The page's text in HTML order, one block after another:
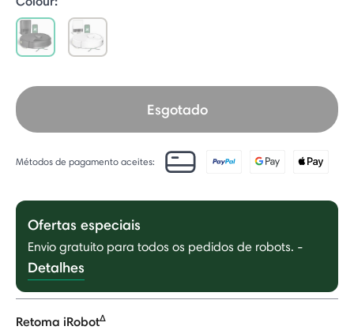
Esgotado
Métodos de pagamento aceites:
Ofertas especiais
Envio gratuito para todos os pedidos de robots. -
Detalhes
Retoma iRobotΔ